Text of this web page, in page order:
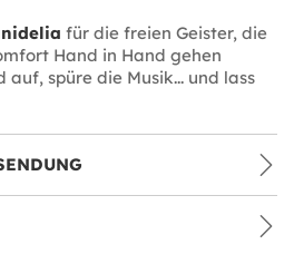
für die freien Geister, die
Hand in Hand gehen
auf, spüre die Musik... und lass